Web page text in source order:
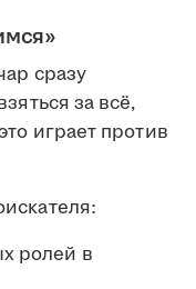
сразу
за всё,
играет против
ролей в